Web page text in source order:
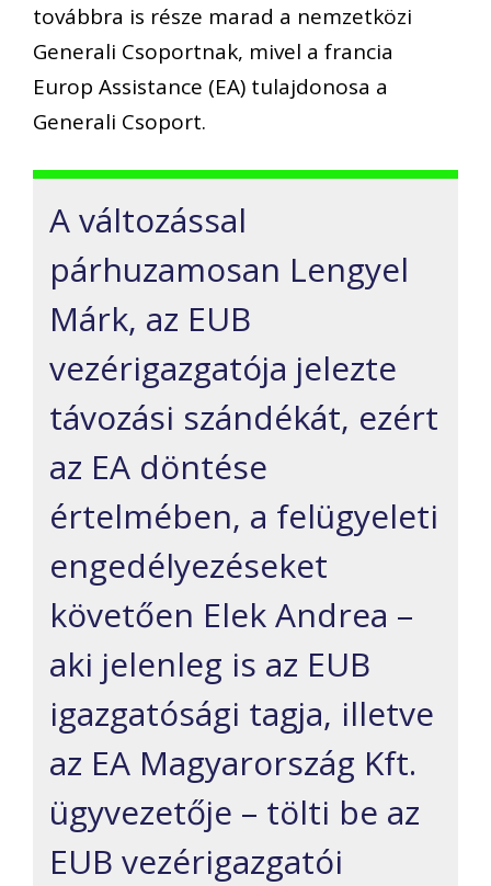
továbbra is része marad a nemzetközi
Generali Csoportnak, mivel a francia
Europ Assistance (EA) tulajdonosa a
Generali Csoport.
A változással
párhuzamosan Lengyel
Márk, az EUB
vezérigazgatója jelezte
távozási szándékát, ezért
az EA döntése
értelmében, a felügyeleti
engedélyezéseket
követően Elek Andrea –
aki jelenleg is az EUB
igazgatósági tagja, illetve
az EA Magyarország Kft.
ügyvezetője – tölti be az
EUB vezérigazgatói